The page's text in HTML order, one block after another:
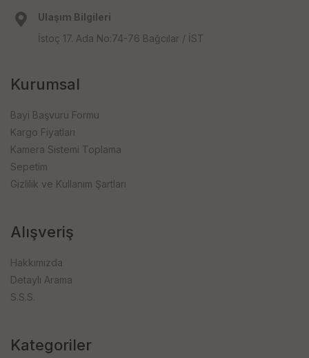
Ulaşım Bilgileri
İstoç 17. Ada No:74-76 Bağcılar / İST
Kurumsal
Bayi Başvuru Formu
Kargo Fiyatları
Kamera Sistemi Toplama
Sepetim
Gizlilik ve Kullanım Şartları
Alışveriş
Hakkımızda
Detaylı Arama
S.S.S.
Kategoriler